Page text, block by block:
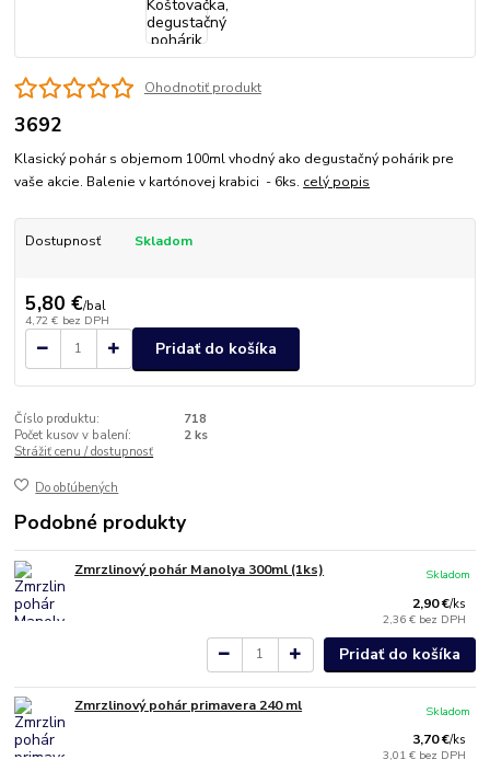
Ohodnotiť produkt
3692
Klasický pohár s objemom 100ml vhodný ako degustačný pohárik pre
vaše akcie. Balenie v kartónovej krabici - 6ks. celý popis
Dostupnosť Skladom
5,80 €/bal
4,72 € bez DPH
Pridať do košíka
Číslo produktu:
718
Počet kusov v balení:
2 ks
Strážiť cenu / dostupnosť
Do obľúbených
Podobné produkty
Zmrzlinový pohár Manolya 300ml (1ks)
2,90 €/ks
2,36 € bez DPH
Skladom
Pridať do košíka
Zmrzlinový pohár primavera 240 ml
3,70 €/ks
3,01 € bez DPH
Skladom